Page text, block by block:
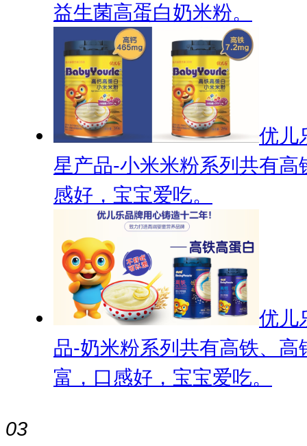
益生菌高蛋白奶米粉。
优儿
星产品-小米米粉系列共有
感好，宝宝爱吃。
优儿
品-奶米粉系列共有高铁、
富，口感好，宝宝爱吃。
03